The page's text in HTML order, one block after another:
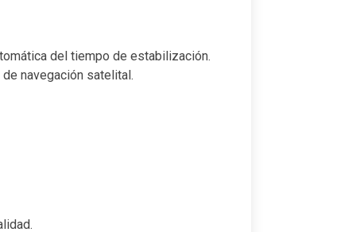
del tiempo de estabilización.
navegación satelital.